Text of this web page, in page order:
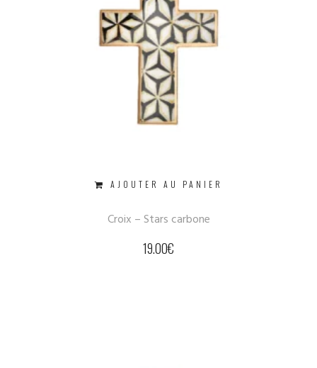
AJOUTER AU PANIER
Croix – Stars carbone
19.00€